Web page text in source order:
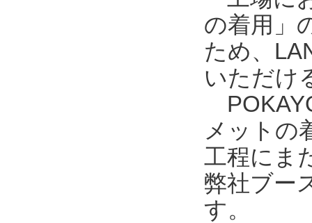
の着用」
ため、
いただけ
メットの
工程にま
弊社ブー
す。